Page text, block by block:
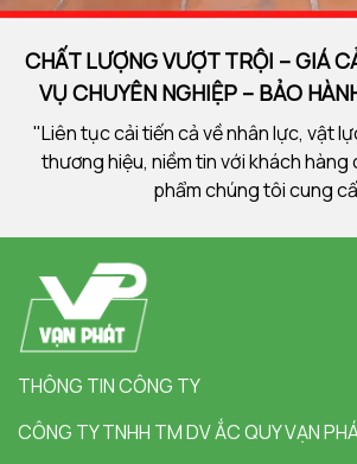
CHẤT LƯỢNG VƯỢT TRỘI – GIÁ
VỤ CHUYÊN NGHIỆP – BẢO
"Liên tục cải tiến cả về nhân lực, vật
thương hiệu, niềm tin với khách
phẩm chúng tôi cung
THÔNG TIN CÔNG TY
CÔNG TY TNHH TM DV ẮC QUY VẠN